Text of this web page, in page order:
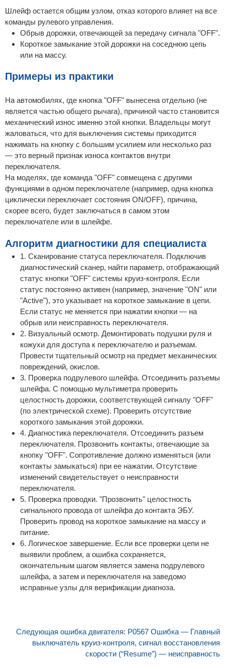
Шлейф остается общим узлом, отказ которого влияет на все
команды рулевого управления.
Обрыв дорожки, отвечающей за передачу сигнала "OFF".
Короткое замыкание этой дорожки на соседнюю цепь
или на массу.
Примеры из практики
На автомобилях, где кнопка "OFF" вынесена отдельно (не
является частью общего рычага), причиной часто становится
механический износ именно этой кнопки. Владельцы могут
жаловаться, что для выключения системы приходится
нажимать на кнопку с большим усилием или несколько раз
— это верный признак износа контактов внутри
переключателя.
На моделях, где команда "OFF" совмещена с другими
функциями в одном переключателе (например, одна кнопка
циклически переключает состояния ON/OFF), причина,
скорее всего, будет заключаться в самом этом
переключателе или в шлейфе.
Алгоритм диагностики для специалиста
1. Сканирование статуса переключателя. Подключив
диагностический сканер, найти параметр, отображающий
статус кнопки "OFF" системы круиз-контроля. Если
статус постоянно активен (например, значение "ON" или
"Active"), это указывает на короткое замыкание в цепи.
Если статус не меняется при нажатии кнопки — на
обрыв или неисправность переключателя.
2. Визуальный осмотр. Демонтировать подушки руля и
кожухи для доступа к переключателю и разъемам.
Провести тщательный осмотр на предмет механических
повреждений, окислов.
3. Проверка подрулевого шлейфа. Отсоединить разъемы
шлейфа. С помощью мультиметра проверить
целостность дорожки, соответствующей сигналу "OFF"
(по электрической схеме). Проверить отсутствие
короткого замыкания этой дорожки.
4. Диагностика переключателя. Отсоединить разъем
переключателя. Прозвонить контакты, отвечающие за
кнопку "OFF". Сопротивление должно изменяться (или
контакты замыкаться) при ее нажатии. Отсутствие
изменений свидетельствует о неисправности
переключателя.
5. Проверка проводки. "Прозвонить" целостность
сигнального провода от шлейфа до контакта ЭБУ.
Проверить провод на короткое замыкание на массу и
питание.
6. Логическое завершение. Если все проверки цепи не
выявили проблем, а ошибка сохраняется,
окончательным шагом является замена подрулевого
шлейфа, а затем и переключателя на заведомо
исправные узлы для верификации диагноза.
Следующая ошибка двигателя: P0567 Ошибка — Главный
выключатель круиз-контроля, сигнал восстановления
скорости (“Resume”) — неисправность